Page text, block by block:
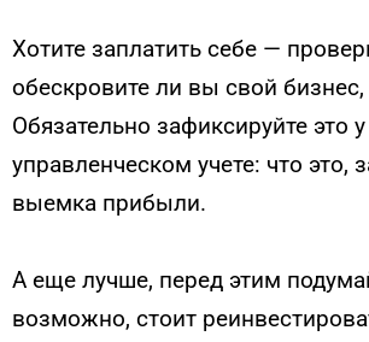
Хотите заплатить себе —
обескровите ли вы свой бизнес,
Обязательно зафиксируйте это
управленческом учете: что это,
выемка прибыли.
А еще лучше, перед этим
возможно, стоит